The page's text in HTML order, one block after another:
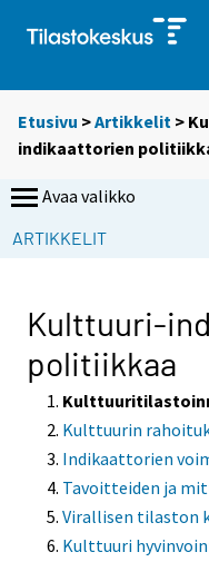
Etusivu >Artikkelit >
indikaattorien
Avaa valikko
ARTIKKELIT
Kulttuuri-
politiikkaa
Kulttuurin
Indikaattorien
Tavoitteiden ja
Virallisen tilaston
Kulttuuri